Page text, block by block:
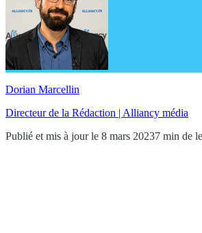
Dorian Marcellin
Directeur de la Rédaction | Alliancy média
Publié et mis à jour le 8 mars 20237 min de